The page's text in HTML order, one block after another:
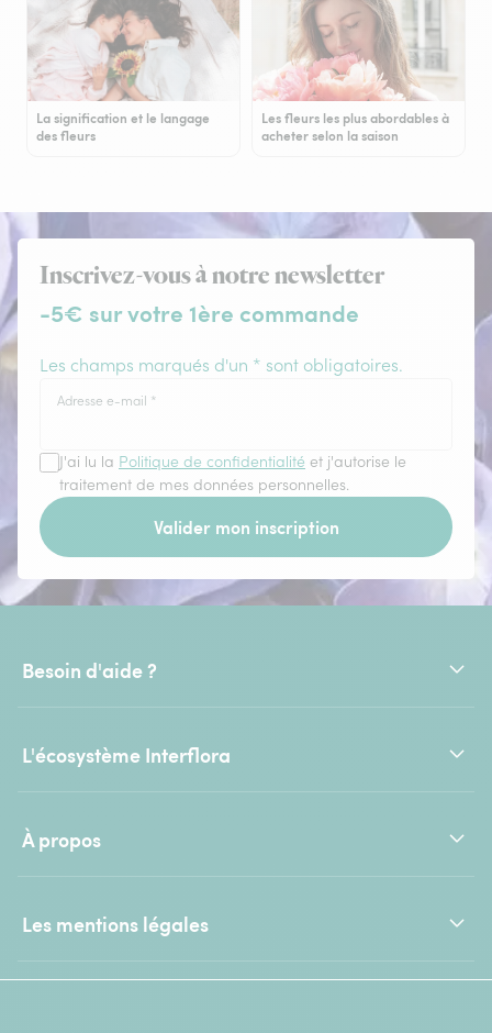
La signification et le langage
des fleurs
Les fleurs les plus abordables à
acheter selon la saison
Inscrivez-vous à notre newsletter
-5€ sur votre 1ère commande
Les champs marqués d'un * sont obligatoires.
Adresse e-mail *
J'ai lu la Politique de confidentialité et j'autorise le
traitement de mes données personnelles.
Valider mon inscription
Besoin d'aide ?
L'écosystème Interflora
À propos
Les mentions légales